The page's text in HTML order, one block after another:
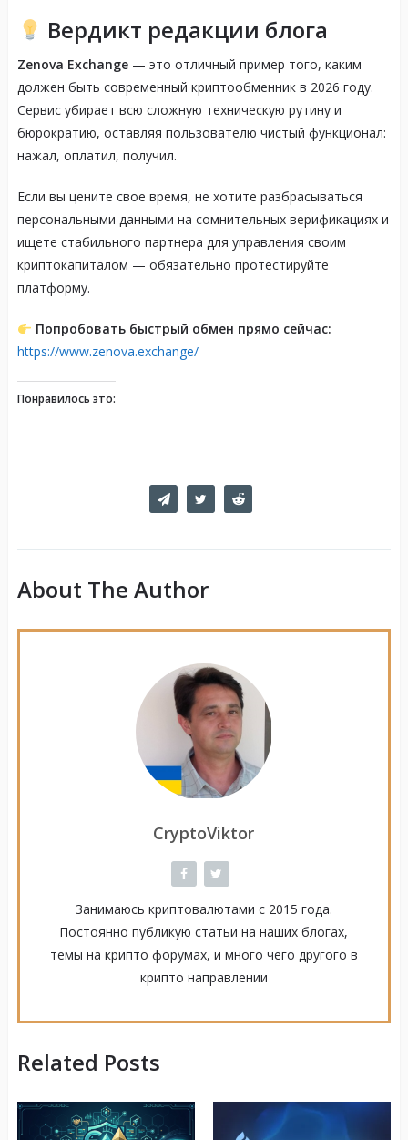
Вердикт редакции блога
Zenova Exchange— это отличный пример того, каким
должен быть современный криптообменник в 2026 году.
Сервис убирает всю сложную техническую рутину и
бюрократию, оставляя пользователю чистый функционал:
нажал, оплатил, получил.
Если вы цените свое время, не хотите разбрасываться
персональными данными на сомнительных верификациях и
ищете стабильного партнера для управления своим
криптокапиталом — обязательно протестируйте
платформу.
Попробовать быстрый обмен прямо сейчас:
https://www.zenova.exchange/
Понравилось это:
About The Author
CryptoViktor
Занимаюсь криптовалютами с 2015 года.
Постоянно публикую статьи на наших блогах,
темы на крипто форумах, и много чего другого в
крипто направлении
Related Posts